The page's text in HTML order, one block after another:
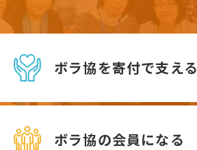
ボラ協を寄付で支える
ボラ協の会員になる